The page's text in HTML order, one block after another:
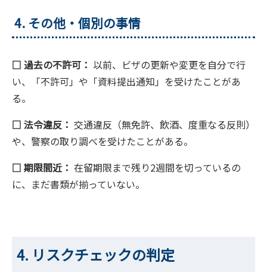
4. その他・個別の事情
□ 過去の不許可： 以前、ビザの更新や変更を自分で行
い、「不許可」や「資料提出通知」を受けたことがあ
る。
□ 法令違反： 交通違反（無免許、飲酒、度重なる反則）
や、警察の取り調べを受けたことがある。
□ 期限間近： 在留期限まで残り2週間を切っているの
に、まだ書類が揃っていない。
4. リスクチェックの判定